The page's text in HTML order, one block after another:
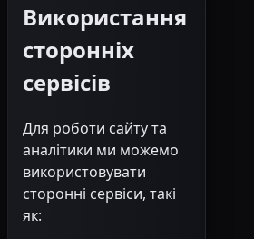
Використання
сторонніх
сервісів
Для роботи сайту та
аналітики ми можемо
використовувати
сторонні сервіси, такі
як: